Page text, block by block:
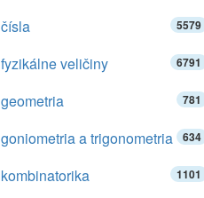
čísla 5579
fyzikálne veličiny 6791
geometria 781
goniometria a trigonometria 634
kombinatorika 1101